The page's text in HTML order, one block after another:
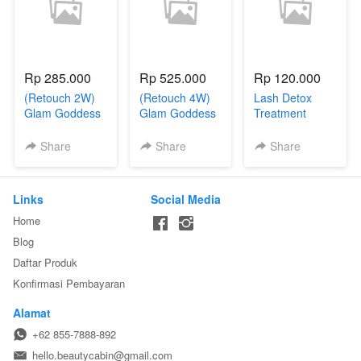
Rp 285.000
(Retouch 2W)
Glam Goddess
Share
Rp 525.000
(Retouch 4W)
Glam Goddess
Share
Rp 120.000
Lash Detox
Treatment
Share
Links
Home
Blog
Daftar Produk
Konfirmasi Pembayaran
Social Media
Alamat
+62 855-7888-892
hello.beautycabin@gmail.com